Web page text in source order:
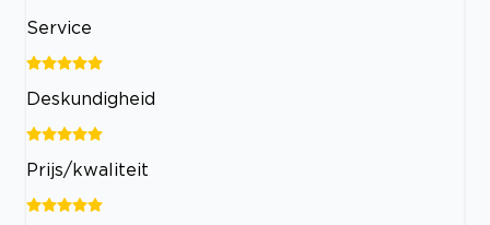
Service
Deskundigheid
Prijs/kwaliteit